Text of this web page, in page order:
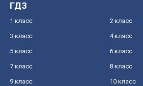
ГДЗ
1 класс 2 класс
3 класс 4 класс
5 класс 6 класс
7 класс 8 класс
9 класс 10 класс